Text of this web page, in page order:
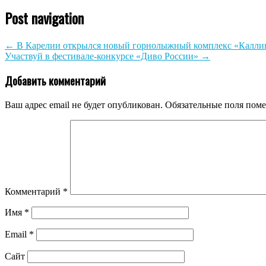
Post navigation
← В Карелии открылся новый горнолыжный комплекс
Участвуй в фестивале-конкурсе «Диво России» →
Добавить комментарий
Ваш адрес email не будет опубликован. Обязательные поля
Комментарий *
Имя *
Email *
Сайт